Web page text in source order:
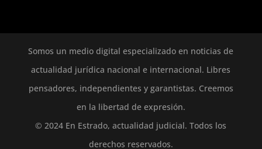
Somos un medio digital especializado en noticias de
actualidad jurídica nacional e internacional. Libres
pensadores, independientes y garantistas. Creemos
en la libertad de expresión.
© 2024 En Estrado, actualidad judicial. Todos los
derechos reservados.